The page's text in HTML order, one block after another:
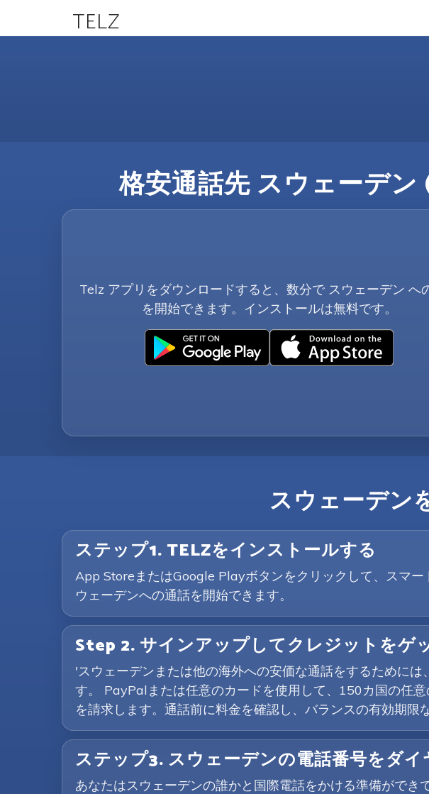
TELZ
格安通話先 スウェーデ
Telz アプリをダウンロードすると、数分で スウェーデン へ
を開始できます。インストールは無料です。
スウェーデン
ステップ1. TELZをインストールする
App StoreまたはGoogle Playボタンをクリックして、スマ
ウェーデンへの通話を開始できます。
Step 2. サインアップしてクレジットをゲ
'スウェーデンまたは他の海外への安価な通話をするために
す。 PayPalまたは任意のカードを使用して、150カ国の任
を請求します。通話前に料金を確認し、バランスの有効期限
ステップ3. スウェーデンの電話番号をダイ
あなたはスウェーデンの誰かと国際電話をかける準備がで